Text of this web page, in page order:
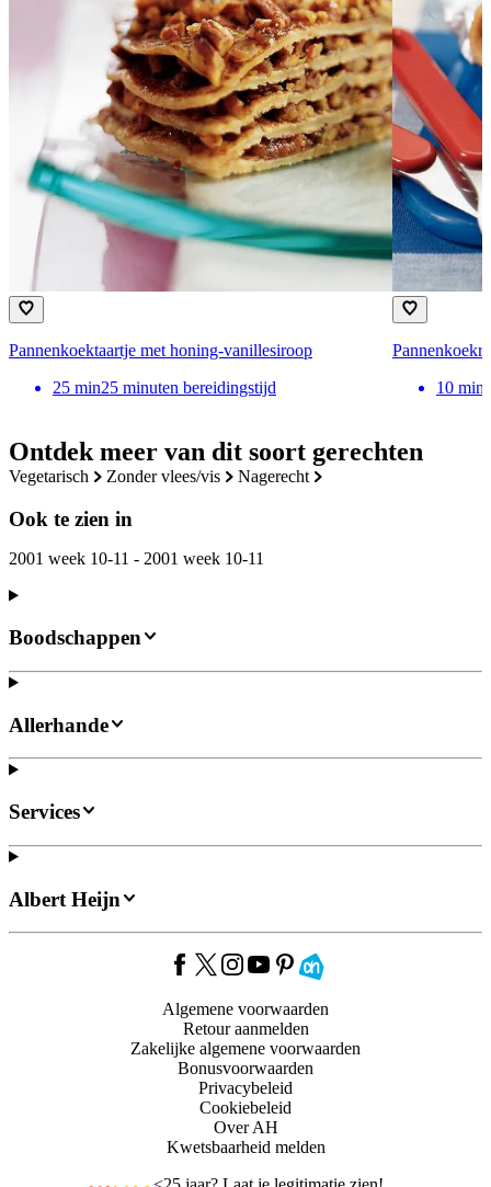
Ontdek meer van dit soort gerechten
vegetarisch zonder vlees/vis nagerecht
Ook te zien in
2001 week 10-11 - 2001 week 10-11
Pannenkoektaartje met honing-vanillesiroop
25 min25 minuten bereidingstijd
10 min
Boodschappen
Allerhande
Services
Albert Heijn
Algemene voorwaarden
Retour aanmelden
Zakelijke algemene voorwaarden
Bonusvoorwaarden
Privacybeleid
Cookiebeleid
Over AH
Kwetsbaarheid melden